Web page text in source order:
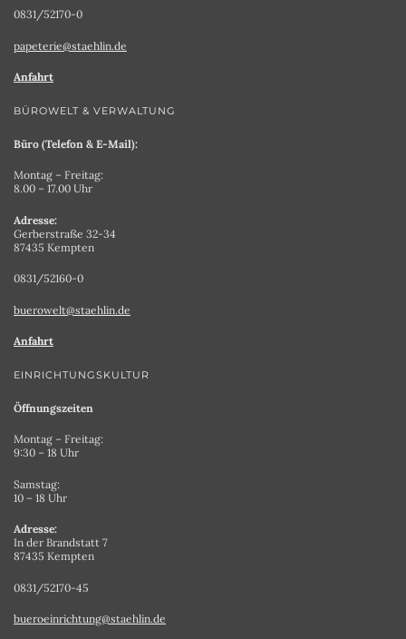
0831/52170-0
papeterie@staehlin.de
Anfahrt
BÜROWELT & VERWALTUNG
Büro (Telefon & E-Mail):
Montag – Freitag:
8.00 – 17.00 Uhr
Adresse:
Gerberstraße 32-34
87435 Kempten
0831/52160-0
buerowelt@staehlin.de
Anfahrt
EINRICHTUNGSKULTUR
Öffnungszeiten
Montag – Freitag:
9:30 – 18 Uhr
Samstag:
10 – 18 Uhr
Adresse:
In der Brandstatt 7
87435 Kempten
0831/52170-45
bueroeinrichtung@staehlin.de